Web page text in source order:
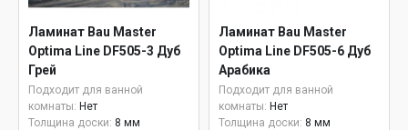
Ламинат Bau Master
Optima Line DF505-3 Дуб
Грей
Подходит для ванной
комнаты: Нет
Толщина доски: 8 мм
Ламинат Bau Master
Optima Line DF505-6 Дуб
Арабика
Подходит для ванной
комнаты: Нет
Толщина доски: 8 мм